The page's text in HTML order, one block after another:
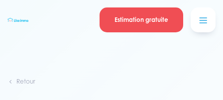
Estimation gratuite
Retour